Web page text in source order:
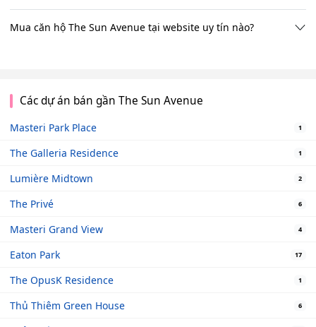
Mua căn hộ The Sun Avenue tại website uy tín nào?
Các dự án bán gần The Sun Avenue
Masteri Park Place 1
The Galleria Residence 1
Lumière Midtown 2
The Privé 6
Masteri Grand View 4
Eaton Park 17
The OpusK Residence 1
Thủ Thiêm Green House 6